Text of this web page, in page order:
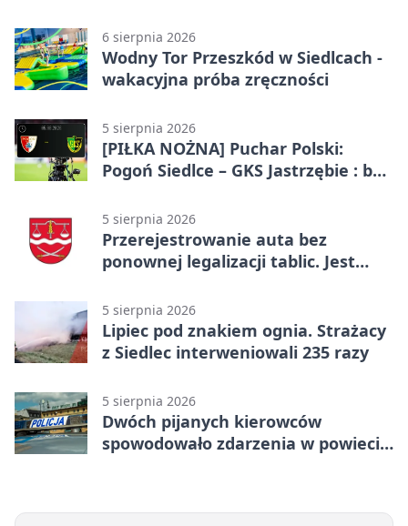
6 sierpnia 2026
Wodny Tor Przeszkód w Siedlcach -
wakacyjna próba zręczności
5 sierpnia 2026
[PIŁKA NOŻNA] Puchar Polski:
Pogoń Siedlce – GKS Jastrzębie : bez
5 sierpnia 2026
Przerejestrowanie auta bez
ponownej legalizacji tablic. Jest
5 sierpnia 2026
Lipiec pod znakiem ognia. Strażacy
z Siedlec interweniowali 235 razy
5 sierpnia 2026
Dwóch pijanych kierowców
spowodowało zdarzenia w powiecie